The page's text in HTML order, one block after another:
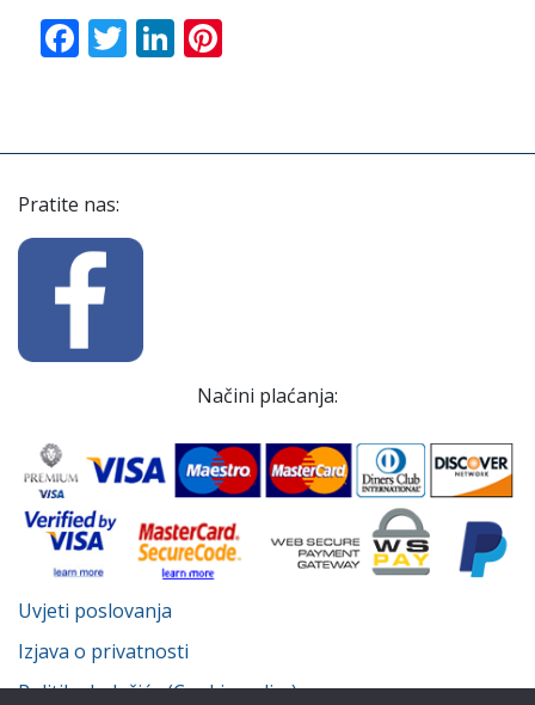
Facebook
TwitterLinkedIn
Pratite nas:
Načini plaćanja:
Uvjeti poslovanja
Izjava o privatnosti
Politika kolačića (Cookie policy)